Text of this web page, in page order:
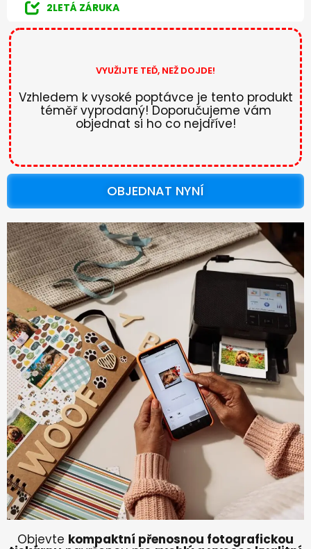
2LETÁ ZÁRUKA
VYUŽIJTE TEĎ, NEŽ DOJDE!
Vzhledem k vysoké poptávce je tento produkt
téměř vyprodaný! Doporučujeme vám
objednat si ho co nejdříve!
OBJEDNAT NYNÍ
Objevte kompaktní přenosnou fotografickou